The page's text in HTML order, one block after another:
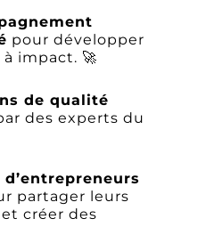
pour développer
impact. 🚀
de qualité
des experts du
d’entrepreneurs
partager leurs
créer des